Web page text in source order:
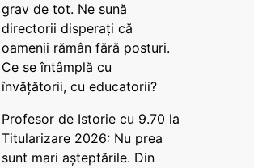
grav de tot. Ne sună
directorii disperați că
oamenii rămân fără posturi.
Ce se întâmplă cu
învățătorii, cu educatorii?
Profesor de Istorie cu 9.70 la
Titularizare 2026: Nu prea
sunt mari așteptările. Din